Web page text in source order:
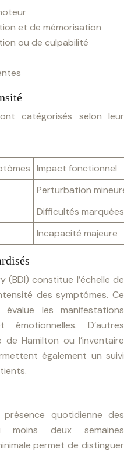
et de mémorisation
ou de culpabilité
catégorisés selon leur
Impact fonctionnel
Perturbation
Difficultés marquées
Incapacité majeure
(BDI) constitue l’échelle de
des symptômes. Ce
les manifestations
D’autres
de Hamilton ou l’inventaire
également un suivi
quotidienne des
moins deux semaines
permet de distinguer